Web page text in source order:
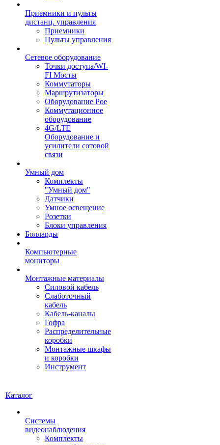
Приемники и пульты
дистанц. управления
Приемники
Пульты управления
Сетевое оборудование
Точки доступа/WI-
FI Мосты
Коммутаторы
Маршрутизаторы
Оборудование Poe
Коммутационное
оборудование
4G/LTE
Оборудование и
усилители сотовой
связи
Умный дом
Комплекты
"Умный дом"
Датчики
Умное освещение
Розетки
Блоки управления
Болларды
Компьютерные
мониторы
Монтажные материалы
Силовой кабель
Слаботочный
кабель
Кабель-каналы
Гофра
Распределительные
коробки
Монтажные шкафы
и коробки
Инструмент
Каталог
Системы
видеонаблюдения
Комплекты